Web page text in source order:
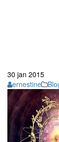
30 jan 2015
ernestine